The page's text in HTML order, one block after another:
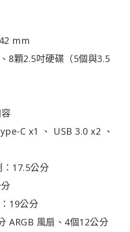
mm
8顆2.5吋硬碟（5個與3.5
C x1 、 USB 3.0 x2 、
：17.5公分
19公分
ARGB 風扇、4個12公分